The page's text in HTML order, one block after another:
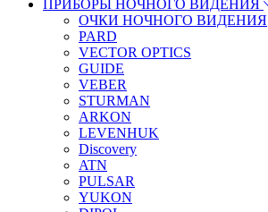
ПРИБОРЫ НОЧНОГО ВИДЕНИЯ
ОЧКИ НОЧНОГО ВИДЕНИЯ
PARD
VECTOR OPTICS
GUIDE
VEBER
STURMAN
ARKON
LEVENHUK
Discovery
ATN
PULSAR
YUKON